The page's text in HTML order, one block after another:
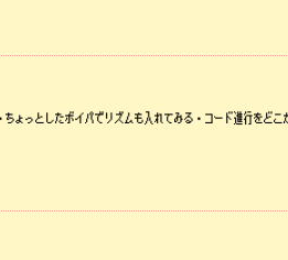
ょっとしたボイパでリズムも入れてみる・コード進行をど